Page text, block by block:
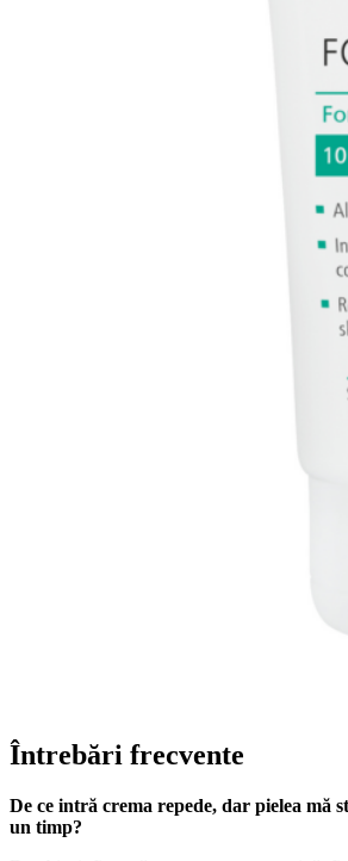
Întrebări frecvente
De ce intră crema repede, dar pielea mă
un timp?